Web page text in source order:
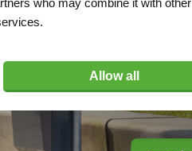
Allow all